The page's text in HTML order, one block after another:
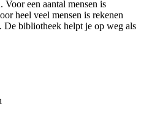
Voor een aantal mensen is
heel veel mensen is rekenen
De bibliotheek helpt je op weg als